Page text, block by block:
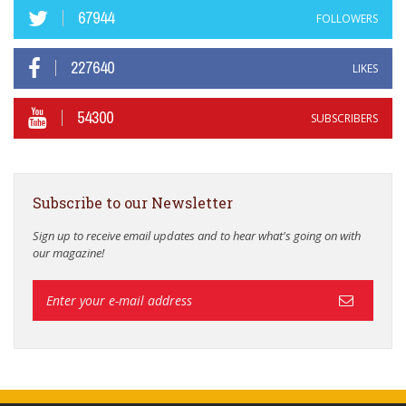
67944 FOLLOWERS
227640 LIKES
54300 SUBSCRIBERS
Subscribe to our Newsletter
Sign up to receive email updates and to hear what's going on with
our magazine!